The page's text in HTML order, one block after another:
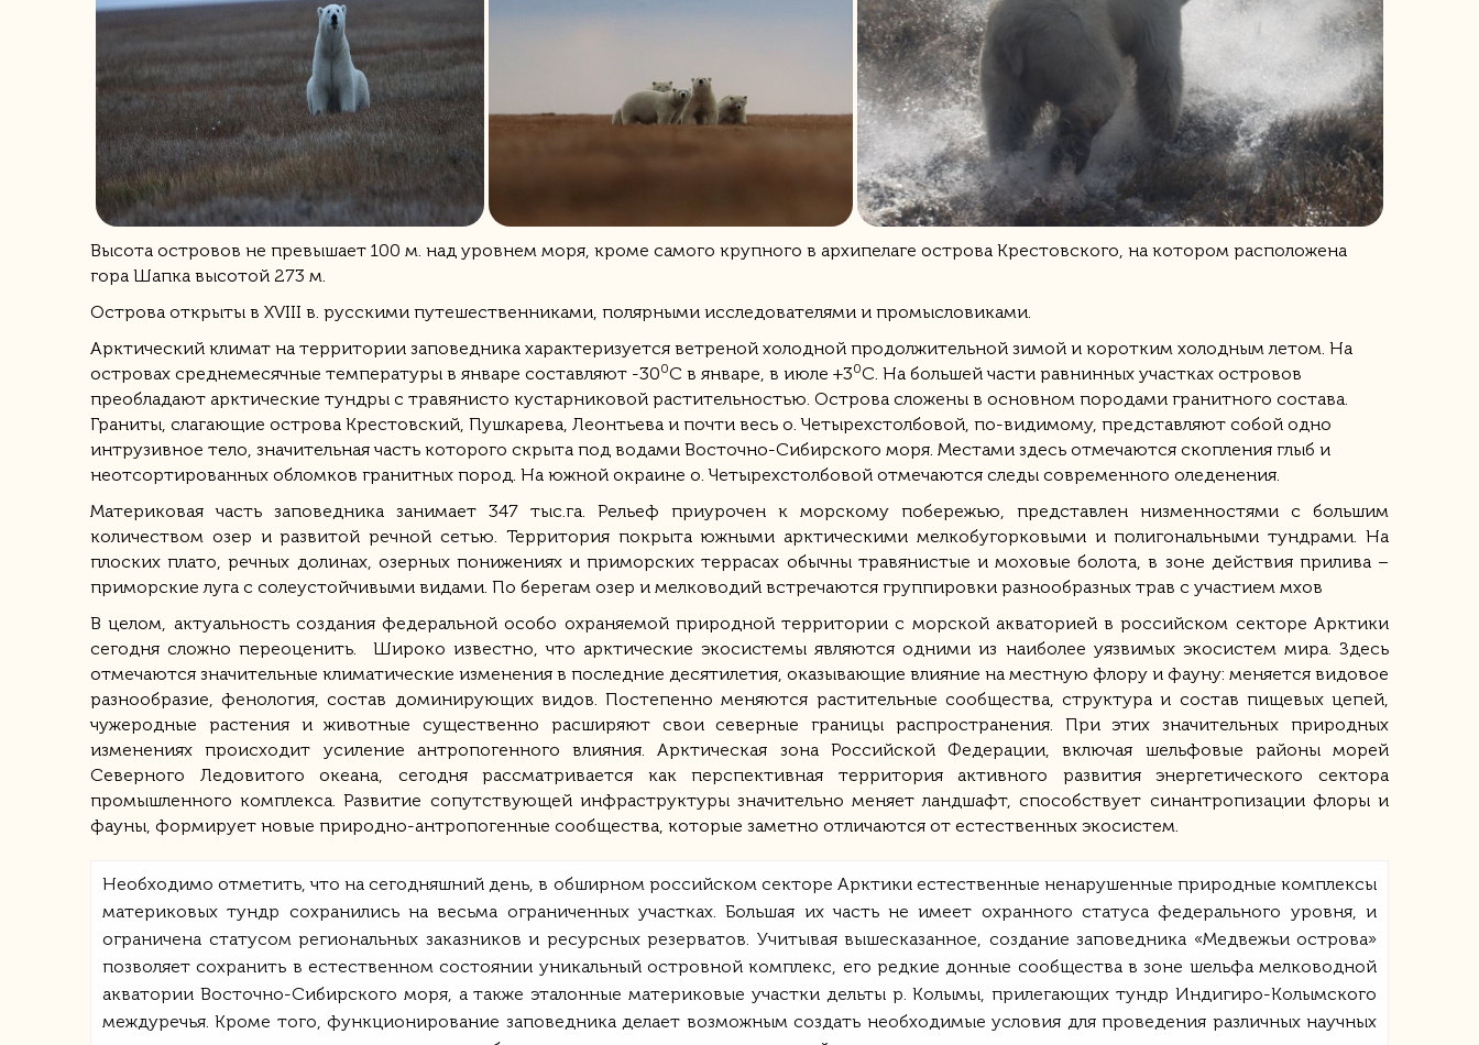
Высота островов не превышает 100 м. над уровнем моря, кроме самого крупного в архипелаге острова Крестовского, на котором расположена
гора Шапка высотой 273 м.
Острова открыты в XVIII в. русскими путешественниками, полярными исследователями и промысловиками.
Арктический климат на территории заповедника характеризуется ветреной холодной продолжительной зимой и коротким холодным летом. На
островах среднемесячные температуры в январе составляют -300С в январе, в июле +30С. На большей части равнинных участках островов
преобладают арктические тундры с травянисто кустарниковой растительностью. Острова сложены в основном породами гранитного состава.
Граниты, слагающие острова Крестовский, Пушкарева, Леонтьева и почти весь о. Четырехстолбовой, по-видимому, представляют собой одно
интрузивное тело, значительная часть которого скрыта под водами Восточно-Сибирского моря. Местами здесь отмечаются скопления глыб и
неотсортированных обломков гранитных пород. На южной окраине о. Четырехстолбовой отмечаются следы современного оледенения.
Материковая часть заповедника занимает 347 тыс.га. Рельеф приурочен к морскому побережью, представлен низменностями с большим
количеством озер и развитой речной сетью. Территория покрыта южными арктическими мелкобугорковыми и полигональными тундрами. На
плоских плато, речных долинах, озерных понижениях и приморских террасах обычны травянистые и моховые болота, в зоне действия прилива –
приморские луга с солеустойчивыми видами. По берегам озер и мелководий встречаются группировки разнообразных трав с участием мхов
В целом, актуальность создания федеральной особо охраняемой природной территории с морской акваторией в российском секторе Арктики
сегодня сложно переоценить. Широко известно, что арктические экосистемы являются одними из наиболее уязвимых экосистем мира. Здесь
отмечаются значительные климатические изменения в последние десятилетия, оказывающие влияние на местную флору и фауну: меняется видовое
разнообразие, фенология, состав доминирующих видов. Постепенно меняются растительные сообщества, структура и состав пищевых цепей,
чужеродные растения и животные существенно расширяют свои северные границы распространения. При этих значительных природных
изменениях происходит усиление антропогенного влияния. Арктическая зона Российской Федерации, включая шельфовые районы морей
Северного Ледовитого океана, сегодня рассматривается как перспективная территория активного развития энергетического сектора
промышленного комплекса. Развитие сопутствующей инфраструктуры значительно меняет ландшафт, способствует синантропизации флоры и
фауны, формирует новые природно-антропогенные сообщества, которые заметно отличаются от естественных экосистем.
Необходимо отметить, что на сегодняшний день, в обширном российском секторе Арктики естественные ненарушенные природные комплексы
материковых тундр сохранились на весьма ограниченных участках. Большая их часть не имеет охранного статуса федерального уровня, и
ограничена статусом региональных заказников и ресурсных резерватов. Учитывая вышесказанное, создание заповедника «Медвежьи острова»
позволяет сохранить в естественном состоянии уникальный островной комплекс, его редкие донные сообщества в зоне шельфа мелководной
акватории Восточно-Сибирского моря, а также эталонные материковые участки дельты р. Колымы, прилегающих тундр Индигиро-Колымского
междуречья. Кроме того, функционирование заповедника делает возможным создать необходимые условия для проведения различных научных